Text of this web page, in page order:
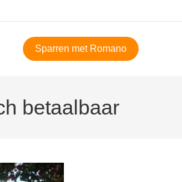
Sparren met Romano
betaalbaar